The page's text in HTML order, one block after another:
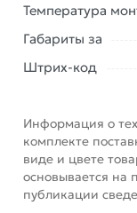
Данний товар от
соответствует
купленного
Температура
Габариты за
Штрих-код
Информация о
комплекте
виде и цвете
основывается на
публикации